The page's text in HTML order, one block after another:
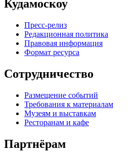
Кудамоскоу
Пресс-релиз
Редакционная политика
Правовая информация
Формат ресурса
Сотрудничество
Размещение событий
Требования к материалам
Музеям и выставкам
Ресторанам и кафе
Партнёрам